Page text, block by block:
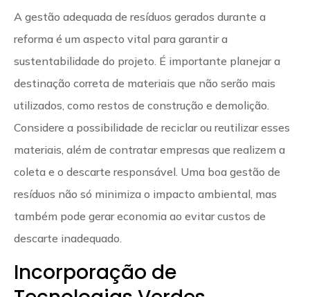
A gestão adequada de resíduos gerados durante a
reforma é um aspecto vital para garantir a
sustentabilidade do projeto. É importante planejar a
destinação correta de materiais que não serão mais
utilizados, como restos de construção e demolição.
Considere a possibilidade de reciclar ou reutilizar esses
materiais, além de contratar empresas que realizem a
coleta e o descarte responsável. Uma boa gestão de
resíduos não só minimiza o impacto ambiental, mas
também pode gerar economia ao evitar custos de
descarte inadequado.
Incorporação de